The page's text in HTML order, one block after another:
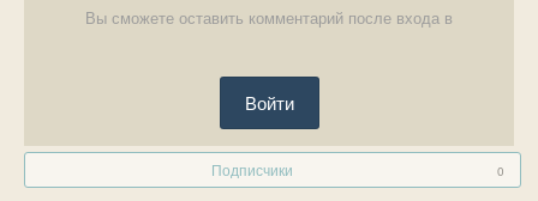
Вы сможете оставить комментарий после входа в
Войти
Подписчики 0